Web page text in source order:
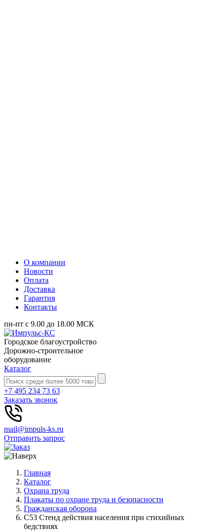
О компании
Новости
Оплата
Доставка
Гарантия
Контакты
пн-пт с 9.00 до 18.00 МСК
Городское благоустройство
Дорожно-строительное
оборудование
Каталог
+7 495 234 73 63
Заказать звонок
mail@impuls-ks.ru
Отправить запрос
Главная
Каталог
Охрана труда
Плакаты по охране труда и безопасности
Гражданская оборона
С53 Стенд действия населения при стихийных
бедствиях